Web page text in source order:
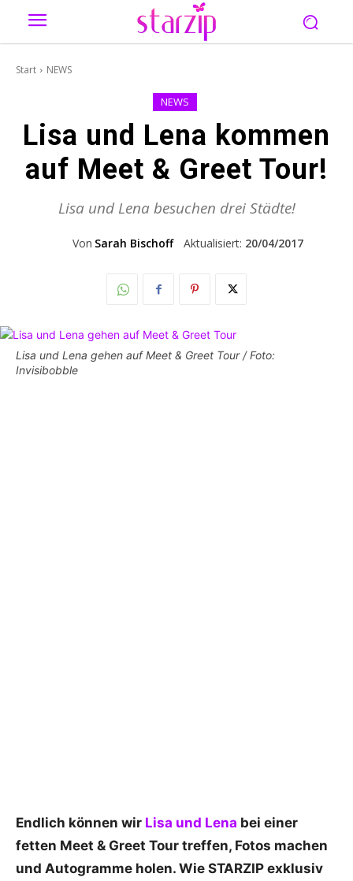
Start NEWS
NEWS
Lisa und Lena kommen
auf Meet & Greet Tour!
Lisa und Lena besuchen drei Städte!
Von Sarah Bischoff Aktualisiert: 20/04/2017
Lisa und Lena gehen auf Meet & Greet Tour / Foto:
Invisibobble
Endlich können wir Lisa und Lena bei einer
fetten Meet & Greet Tour treffen, Fotos machen
und Autogramme holen. Wie STARZIP exklusiv